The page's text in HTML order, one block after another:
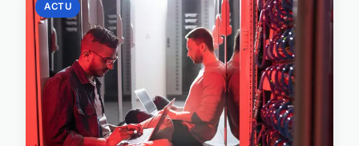
ACTU